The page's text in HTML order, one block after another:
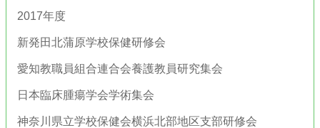
2017年度
新発田北蒲原学校保健研修会
愛知教職員組合連合会養護教員研究集会
日本臨床腫瘍学会学術集会
神奈川県立学校保健会横浜北部地区支部研修会